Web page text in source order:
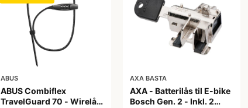
ABUS
ABUS Combiflex
TravelGuard 70 - Wirelås
AXA BASTA
AXA - Batterilås til E-bike
Bosch Gen. 2 - Inkl. 2